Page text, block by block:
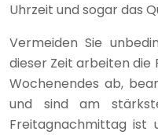
Uhrzeit und sogar das
Vermeiden Sie
dieser Zeit arbeiten die
Wochenendes ab,
und sind am
Freitagnachmittag ist